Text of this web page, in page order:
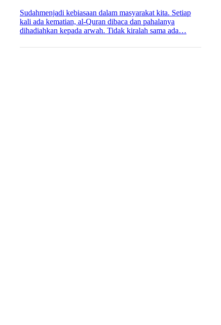
Sudahmenjadi kebiasaan dalam masyarakat kita. Setiap
kali ada kematian, al-Quran dibaca dan pahalanya
dihadiahkan kepada arwah. Tidak kiralah sama ada…